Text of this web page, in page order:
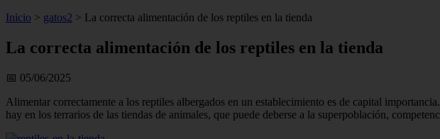
Inicio > gatos2 > La correcta alimentación de los reptiles en la tienda
La correcta alimentación de los reptiles en la tienda
📅 05/06/2025
Alimentar correctamente a los reptiles albergados en un establecimiento es de capital
hay en los terrarios de las tiendas de animales, que puede deberse a la superpoblación,